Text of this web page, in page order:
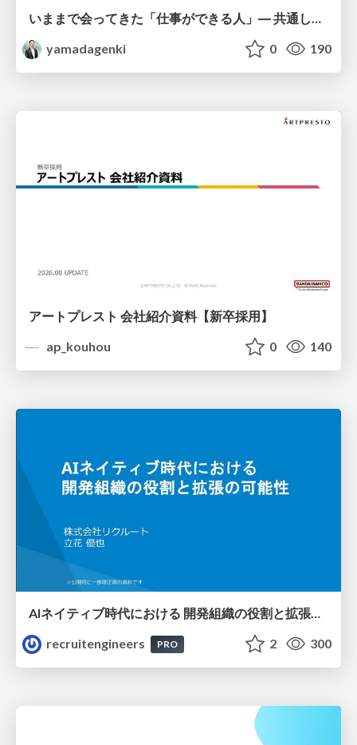
いままで会ってきた「仕事ができる人」― 共通していた5つの特徴とAI時代の活かし方
yamadagenki
0 190
アートプレスト 会社紹介資料【新卒採用】
ap_kouhou
0 140
AIネイティブ時代における 開発組織の役割と拡張の可能性
recruitengineers
PRO 2 300